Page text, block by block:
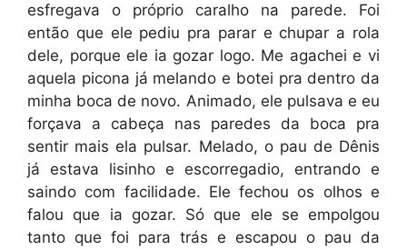
esfregava o próprio caralho na parede. Foi
então que ele pediu pra parar e chupar a rola
dele, porque ele ia gozar logo. Me agachei e vi
aquela picona já melando e botei pra dentro da
minha boca de novo. Animado, ele pulsava e eu
forçava a cabeça nas paredes da boca pra
sentir mais ela pulsar. Melado, o pau de Dênis
já estava lisinho e escorregadio, entrando e
saindo com facilidade. Ele fechou os olhos e
falou que ia gozar. Só que ele se empolgou
tanto que foi para trás e escapou o pau da